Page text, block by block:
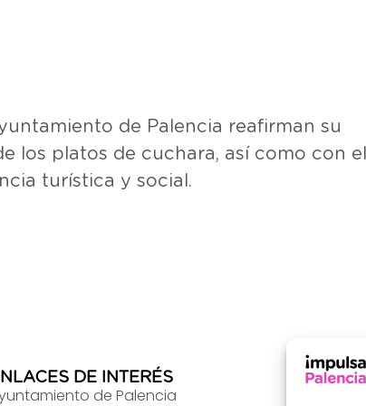
de Palencia reafirman su
los platos de cuchara, así como con el
turística y social.
DE INTERÉS
de Palencia